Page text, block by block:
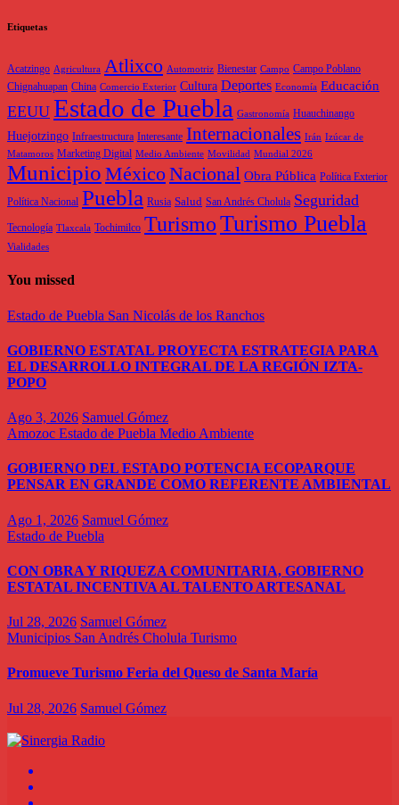
Etiquetas
Acatzingo Agricultura Atlixco Automotriz Bienestar Campo Campo Poblano
Chignahuapan China Comercio Exterior Cultura Deportes Economía Educación
EEUU Estado de Puebla Gastronomía Huauchinango
Huejotzingo Infraestructura Interesante Internacionales Irán Izúcar de
Matamoros Marketing Digital Medio Ambiente Movilidad Mundial 2026
Municipio MéxicoNacional Obra Pública Política Exterior
Política Nacional Puebla Rusia Salud San Andrés Cholula Seguridad
Tecnología Tlaxcala Tochimilco TurismoTurismo Puebla
Vialidades
You missed
Estado de Puebla San Nicolás de los Ranchos
GOBIERNO ESTATAL PROYECTA ESTRATEGIA PARA
EL DESARROLLO INTEGRAL DE LA REGIÓN IZTA-
POPO
Ago 3, 2026 Samuel Gómez
Amozoc Estado de Puebla Medio Ambiente
GOBIERNO DEL ESTADO POTENCIA ECOPARQUE
PENSAR EN GRANDE COMO REFERENTE AMBIENTAL
Ago 1, 2026 Samuel Gómez
Estado de Puebla
CON OBRA Y RIQUEZA COMUNITARIA, GOBIERNO
ESTATAL INCENTIVA AL TALENTO ARTESANAL
Jul 28, 2026 Samuel Gómez
Municipios San Andrés Cholula Turismo
Promueve Turismo Feria del Queso de Santa María
Jul 28, 2026 Samuel Gómez